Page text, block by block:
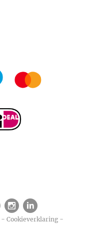
-Cookieverklaring -